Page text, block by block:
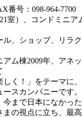
番号：098-964-7700
室）、コンドミニア
ル、ショップ、リラ
ム棟2009年、アネ
しく！」をテーマ
ースカンパニーです
今まで日本になかっ
の視点に立ち、最